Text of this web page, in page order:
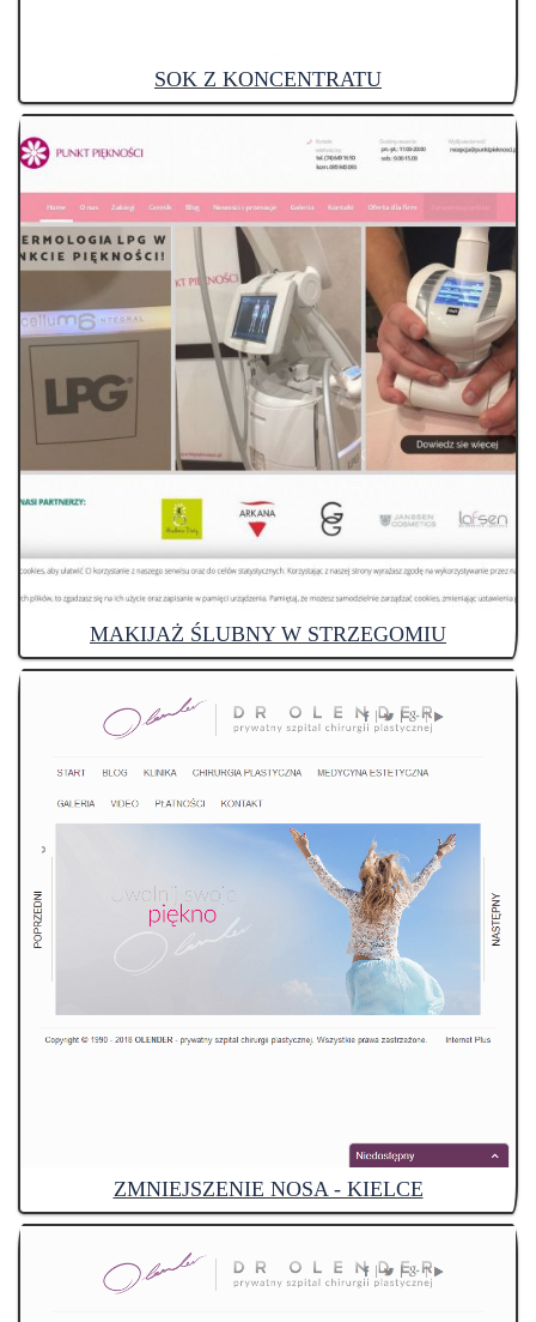
SOK Z KONCENTRATU
MAKIJAŻ ŚLUBNY W STRZEGOMIU
ZMNIEJSZENIE NOSA - KIELCE